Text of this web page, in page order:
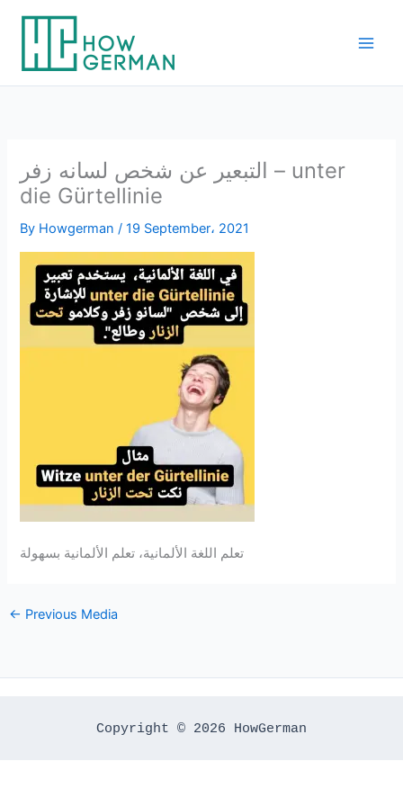
content
التبعير عن شخص لسانه زفر – unter
die Gürtellinie
By Howgerman/19 September، 2021
تعلم اللغة الألمانية، تعلم الألمانية بسهولة
← Previous Media
Copyright © 2026 HowGerman